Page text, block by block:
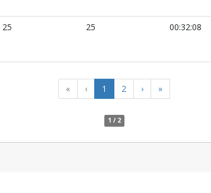
25 25 00:32:08
« ‹ 1 2 › »
1 / 2